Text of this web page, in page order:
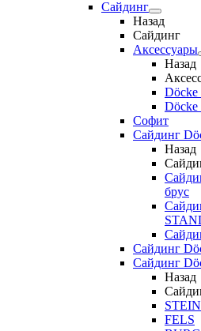
Сайдинг
Назад
Сайдинг
Аксессуары
Назад
Софит
Сайдинг
Назад
брус
Сайдинг
Сайдинг
Назад
STEIN
FELS